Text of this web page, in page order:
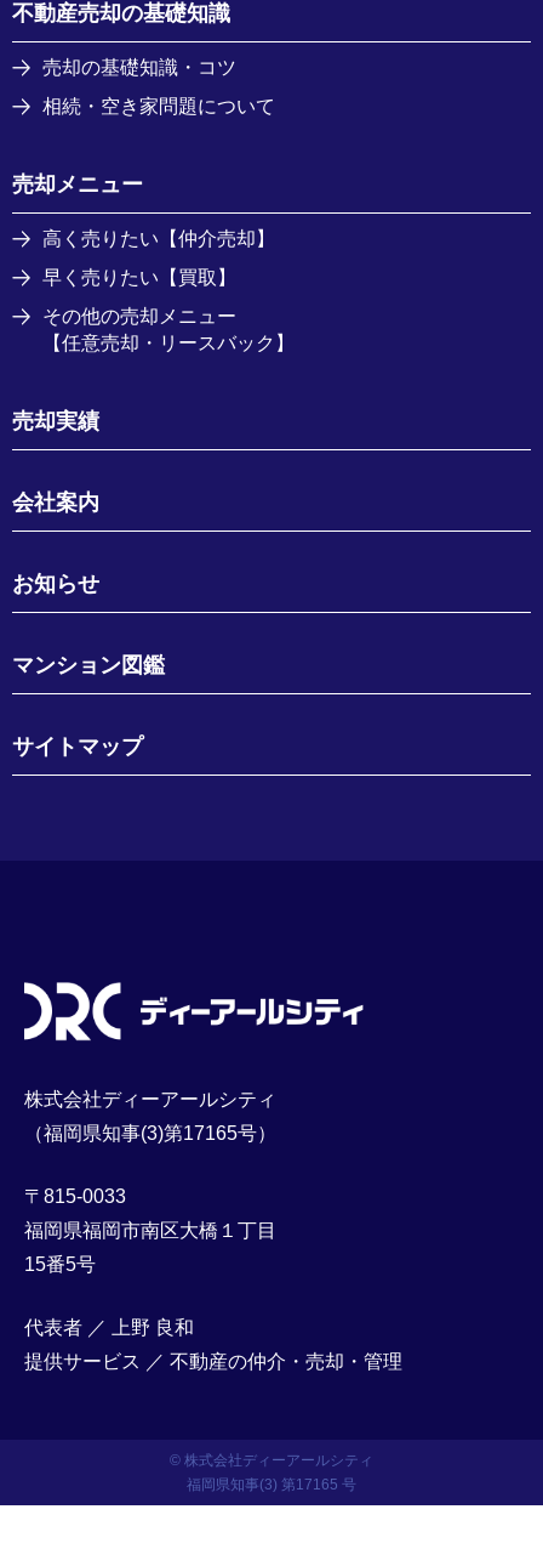
株式会社ディーアールシティ
（福岡県知事(3)第17165号）
〒815-0033
福岡県福岡市南区大橋１丁目
15番5号
代表者 ／ 上野 良和
提供サービス ／ 不動産の仲介・売却・管理
不動産売却の基礎知識
売却の基礎知識・コツ
相続・空き家問題について
売却メニュー
高く売りたい【仲介売却】
早く売りたい【買取】
その他の売却メニュー
【任意売却・リースバック】
売却実績
会社案内
お知らせ
マンション図鑑
サイトマップ
© 株式会社ディーアールシティ
福岡県知事(3) 第17165 号